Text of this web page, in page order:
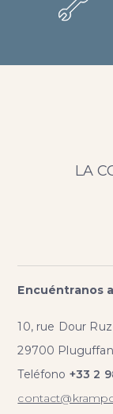
LA
Encuéntranos
10, rue Dour
29700
Teléfono +33 2